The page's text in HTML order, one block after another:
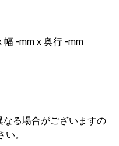
幅 -mm x 奥行 -mm
る場合がございますの
。